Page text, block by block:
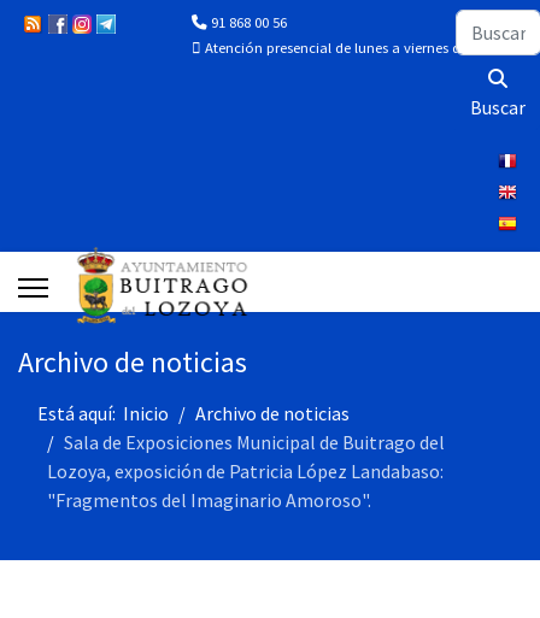
91 868 00 56
Atención presencial de lunes a viernes de 10:00 a
Buscar
Buscar
Archivo de noticias
Está aquí: Inicio
Archivo de noticias
Sala de Exposiciones Municipal de Buitrago del
Lozoya, exposición de Patricia López Landabaso:
"Fragmentos del Imaginario Amoroso".